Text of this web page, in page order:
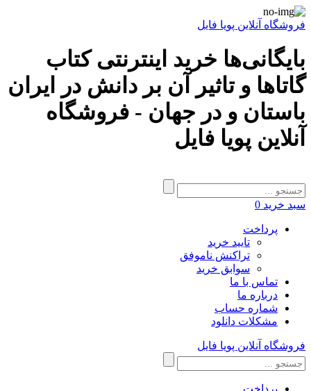
فروشگاه آنلاین پویا فایل
بایگانی‌ها خرید اینترنتی کتاب
گاتاها و تاثیر آن بر دانش در ایران
باستان و در جهان - فروشگاه
آنلاین پویا فایل
سبد خرید 0
پرداخت
تایید خرید
تراکنش ناموفق
سوابق خرید
تماس با ما
درباره ما
شماره حساب
مشکلات دانلود
فروشگاه آنلاین پویا فایل
پرداخت